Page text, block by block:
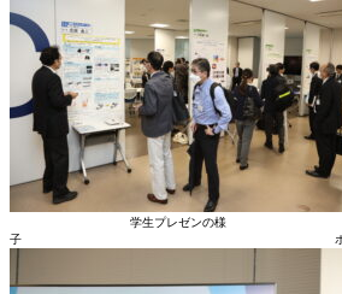
学生プレゼンの様
子 ポスター発表